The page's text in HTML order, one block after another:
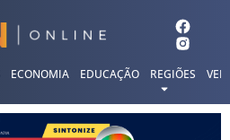
ECONOMIA EDUCAÇÃO REGIÕES